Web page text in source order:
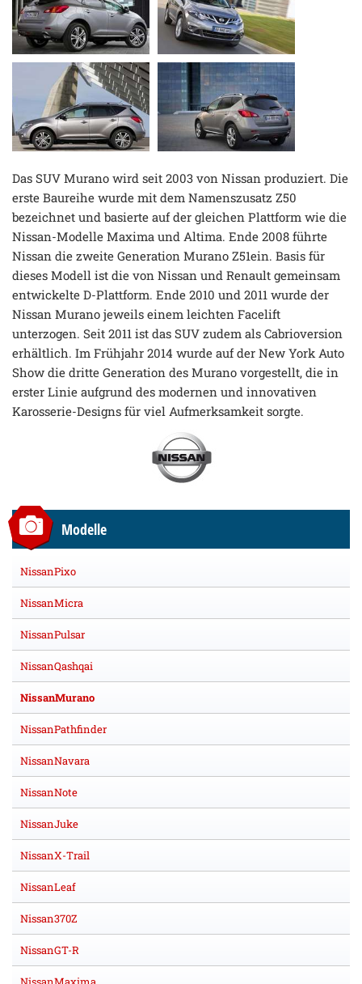
Das SUV Murano wird seit 2003 von Nissan produziert. Die
erste Baureihe wurde mit dem Namenszusatz Z50
bezeichnet und basierte auf der gleichen Plattform wie die
Nissan-Modelle Maxima und Altima. Ende 2008 führte
Nissan die zweite Generation Murano Z51ein. Basis für
dieses Modell ist die von Nissan und Renault gemeinsam
entwickelte D-Plattform. Ende 2010 und 2011 wurde der
Nissan Murano jeweils einem leichten Facelift
unterzogen. Seit 2011 ist das SUV zudem als Cabrioversion
erhältlich. Im Frühjahr 2014 wurde auf der New York Auto
Show die dritte Generation des Murano vorgestellt, die in
erster Linie aufgrund des modernen und innovativen
Karosserie-Designs für viel Aufmerksamkeit sorgte.
Modelle
NissanPixo
NissanMicra
NissanPulsar
NissanQashqai
NissanMurano
NissanPathfinder
NissanNavara
NissanNote
NissanJuke
NissanX-Trail
NissanLeaf
Nissan370Z
NissanGT-R